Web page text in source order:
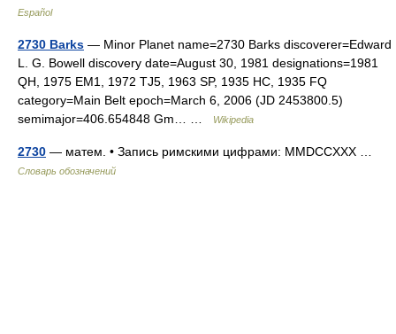
Español
2730 Barks — Minor Planet name=2730 Barks discoverer=Edward
L. G. Bowell discovery date=August 30, 1981 designations=1981
QH, 1975 EM1, 1972 TJ5, 1963 SP, 1935 HC, 1935 FQ
category=Main Belt epoch=March 6, 2006 (JD 2453800.5)
semimajor=406.654848 Gm… …
Wikipedia
2730 — матем. • Запись римскими цифрами: MMDCCXXX …
Словарь обозначений